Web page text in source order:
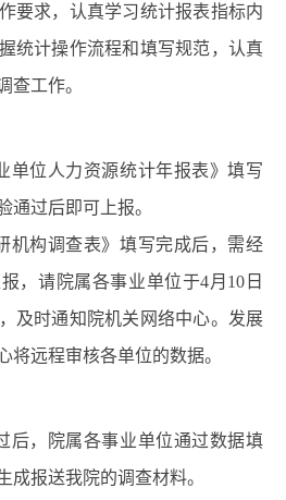
要求，认真学习统计报表指标内
统计操作流程和填写规范，认真
查工作。
单位人力资源统计年报表》填写
通过后即可上报。
机构调查表》 填写完成后，需经
，请院属各事业单位于4月 10 日
及时通知 院机关网络中心。发展
将远程审核各单位的数据。
后，
院属各事业单位通过数据填
成报送我院的调查材料。